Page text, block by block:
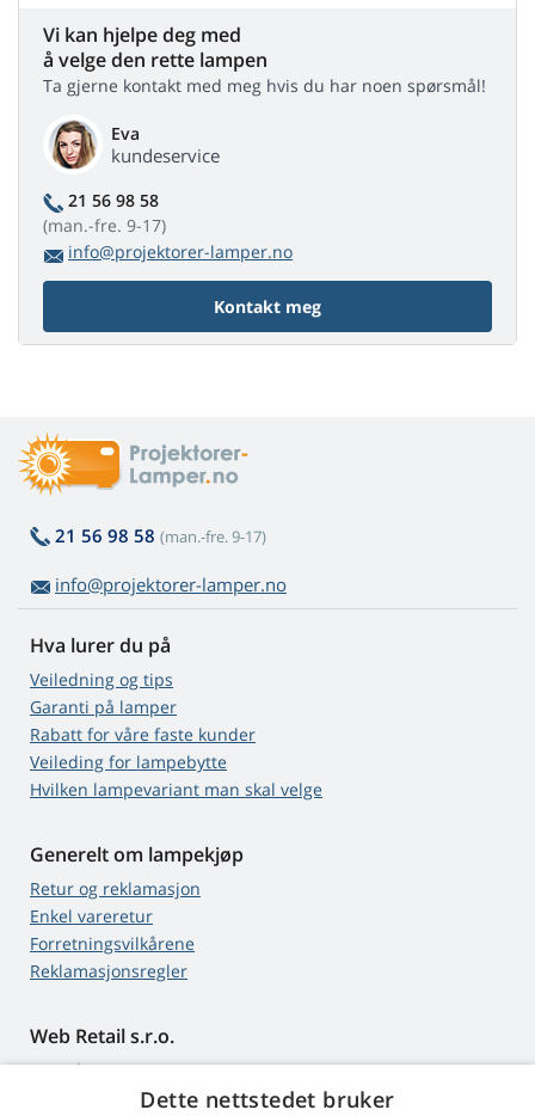
Vi kan hjelpe deg med
å velge den rette lampen
Ta gjerne kontakt med meg hvis du har noen spørsmål!
Eva
kundeservice
21 56 98 58
(man.-fre. 9-17)
info@projektorer-lamper.no
Kontakt meg
21 56 98 58 (man.-fre. 9-17)
info@projektorer-lamper.no
Hva lurer du på
Veiledning og tips
Garanti på lamper
Rabatt for våre faste kunder
Veileding for lampebytte
Hvilken lampevariant man skal velge
Generelt om lampekjøp
Retur og reklamasjon
Enkel vareretur
Forretningsvilkårene
Reklamasjonsregler
Web Retail s.r.o.
Kontakt
Dette nettstedet bruker